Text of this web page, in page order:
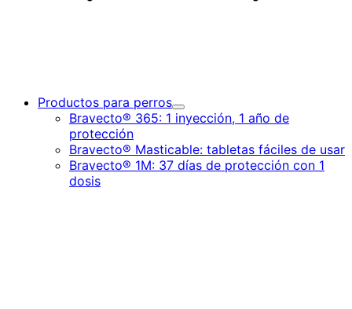
Productos para perros
Toggle
Submenu
Productos
para
perros
Bravecto® 365: 1 inyección, 1 año de
protección
Bravecto® Masticable: tabletas fáciles de usar
Bravecto® 1M: 37 días de protección con 1
dosis